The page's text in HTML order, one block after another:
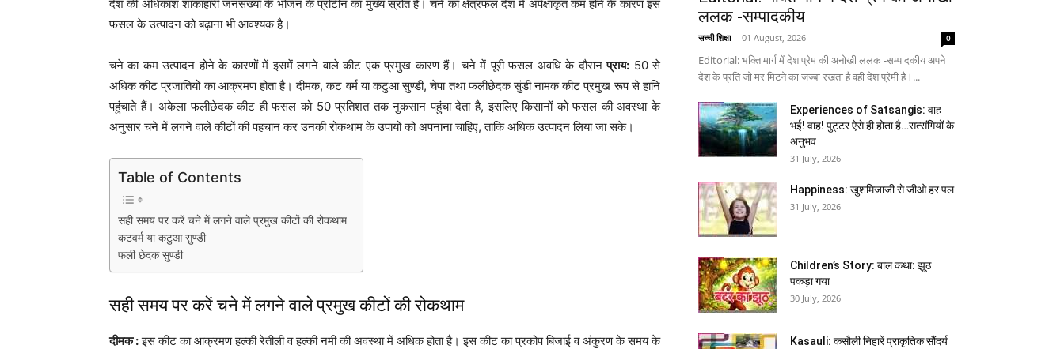
देश की अधिकांश शाकाहारी जनसंख्या के भोजन के प्रोटीन का मुख्य स्रोत है। चने का क्षेत्रफल देश में अपेक्षाकृत कम होने के कारण इस
फसल के उत्पादन को बढ़ाना भी आवश्यक है।
चने का कम उत्पादन होने के कारणों में इसमें लगने वाले कीट एक प्रमुख कारण हैं। चने में पूरी फसल अवधि के दौरानप्राय: 50 से
अधिक कीट प्रजातियों का आक्रमण होता है। दीमक, कट वर्म या कटुआ सुण्डी, चेपा तथा फलीछेदक सुंडी नामक कीट प्रमुख रूप से हानि
पहुंचाते हैं। अकेला फलीछेदक कीट ही फसल को 50 प्रतिशत तक नुकसान पहुंचा देता है, इसलिए किसानों को फसल की अवस्था के
अनुसार चने में लगने वाले कीटों की पहचान कर उनकी रोकथाम के उपायों को अपनाना चाहिए, ताकि अधिक उत्पादन लिया जा सके।
Table of Contents
सही समय पर करें चने में लगने वाले प्रमुख कीटों की रोकथाम
कटवर्म या कटुआ सुण्डी
फली छेदक सुण्डी
सही समय पर करें चने में लगने वाले प्रमुख कीटों की रोकथाम
दीमक :इस कीट का आक्रमण हल्की रेतीली व हल्की नमी की अवस्था में अधिक होता है। इस कीट का प्रकोप बिजाई व अंकुरण के समय के
ललक -सम्पादकीय
सच्ची शिक्षा - 01 August, 2026 0
Editorial: भक्ति मार्ग में देश प्रेम की अनोखी ललक -सम्पादकीय अपने
देश के प्रति जो मर मिटने का जज्बा रखता है वही देश प्रेमी है।...
Experiences of Satsangis: वाह
भई! वाह! पुट्टर ऐसे ही होता है…सत्संगियों के
अनुभव
31 July, 2026
Happiness: खुशमिजाजी से जीओ हर पल
31 July, 2026
Children’s Story: बाल कथा: झूठ
पकड़ा गया
30 July, 2026
Kasauli: कसौली निहारें प्राकृतिक सौंदर्य